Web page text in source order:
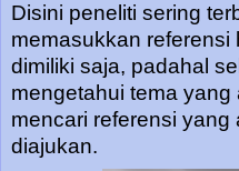
Disini peneliti sering
memasukkan
dimiliki saja, padahal
mengetahui tema
mencari referensi yang
diajukan.